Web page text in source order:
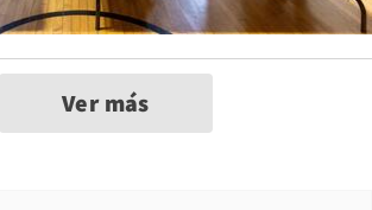
Ver más